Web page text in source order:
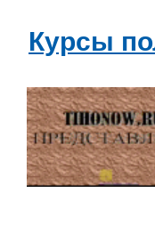
Курсы